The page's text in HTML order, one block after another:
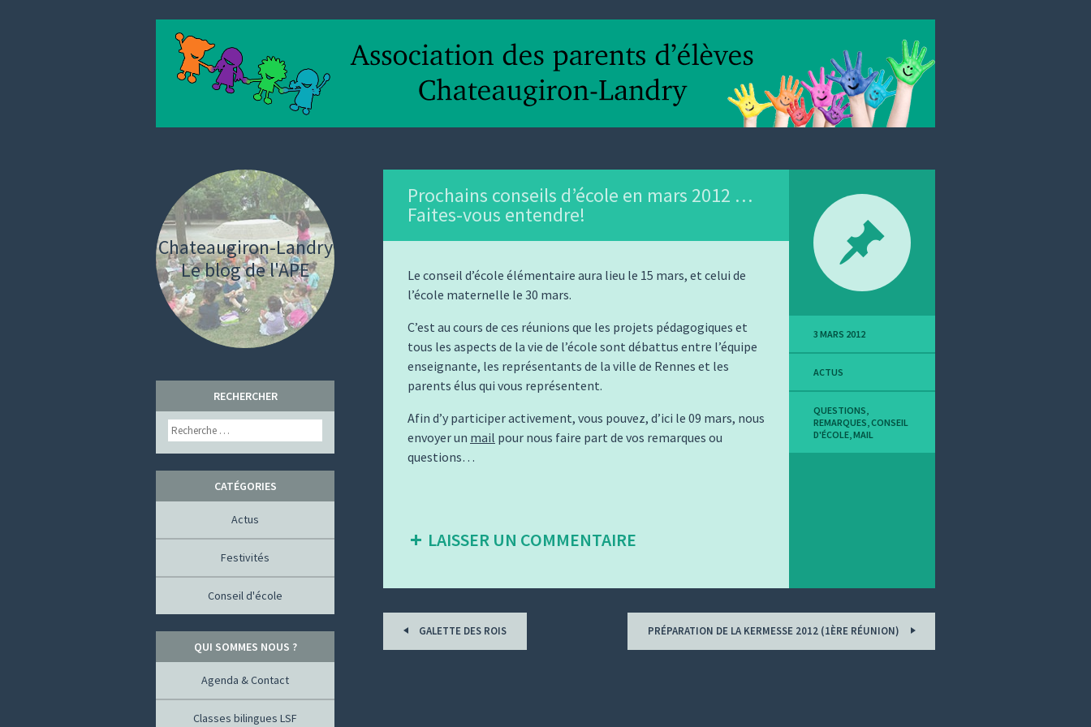
Chateaugiron-Landry
Le blog de l'APE
TO
CONTENT
Prochains conseils d’école en mars 2012 …
Faites-vous entendre!
Le conseil d’école élémentaire aura lieu le 15 mars, et celui de
l’école maternelle le 30 mars.
C’est au cours de ces réunions que les projets pédagogiques et
tous les aspects de la vie de l’école sont débattus entre l’équipe
enseignante, les représentants de la ville de Rennes et les
parents élus qui vous représentent.
Afin d’y participer activement, vous pouvez, d’ici le 09 mars, nous
envoyer un mail pour nous faire part de vos remarques ou
questions…
LAISSER UN COMMENTAIRE
3 MARS 2012
ACTUS
QUESTIONS,
REMARQUES,CONSEIL
D'ÉCOLE,MAIL
TousGALETTE DES ROIS PRÉPARATION DE LA KERMESSE 2012 (1ÈRE RÉUNION)
RECHERCHER
Search
CATÉGORIES
Actus
Festivités
Conseil d'école
QUI SOMMES NOUS ?
Agenda & Contact
Classes bilingues LSF